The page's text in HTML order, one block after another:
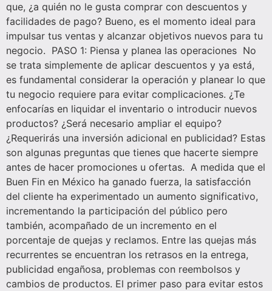
que, ¿a quién no le gusta comprar con descuentos y
facilidades de pago? Bueno, es el momento ideal para
impulsar tus ventas y alcanzar objetivos nuevos para tu
negocio. PASO 1: Piensa y planea las operaciones No
se trata simplemente de aplicar descuentos y ya está,
es fundamental considerar la operación y planear lo que
tu negocio requiere para evitar complicaciones. ¿Te
enfocarías en liquidar el inventario o introducir nuevos
productos? ¿Será necesario ampliar el equipo?
¿Requerirás una inversión adicional en publicidad? Estas
son algunas preguntas que tienes que hacerte siempre
antes de hacer promociones u ofertas. A medida que el
Buen Fin en México ha ganado fuerza, la satisfacción
del cliente ha experimentado un aumento significativo,
incrementando la participación del público pero
también, acompañado de un incremento en el
porcentaje de quejas y reclamos. Entre las quejas más
recurrentes se encuentran los retrasos en la entrega,
publicidad engañosa, problemas con reembolsos y
cambios de productos. El primer paso para evitar estos